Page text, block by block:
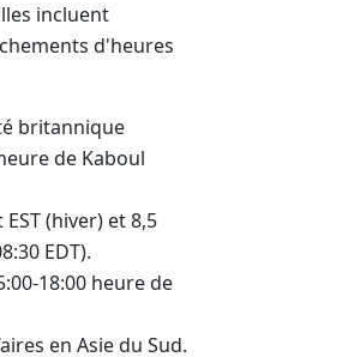
incluent
d'heures
britannique
de Kaboul
(hiver) et 8,5
EDT).
18:00 heure de
en Asie du Sud.